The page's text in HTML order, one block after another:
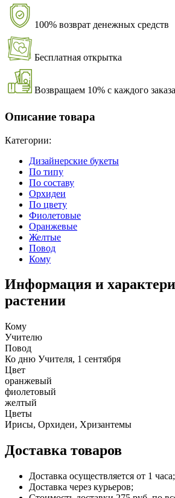
100% возврат денежных средств
Бесплатная открытка
Возвращаем 10% с каждого заказа
Описание товара
Категории:
Дизайнерские букеты
По типу
По составу
Орхидеи
По цвету
Фиолетовые
Оранжевые
Желтые
Повод
Кому
Информация и
растении
Кому
Учителю
Повод
Ко дню Учителя, 1 сентября
Цвет
оранжевый
фиолетовый
желтый
Цветы
Ирисы, Орхидеи, Хризантемы
Доставка товаров
Доставка осуществляется от 1 часа;
Доставка через курьеров;